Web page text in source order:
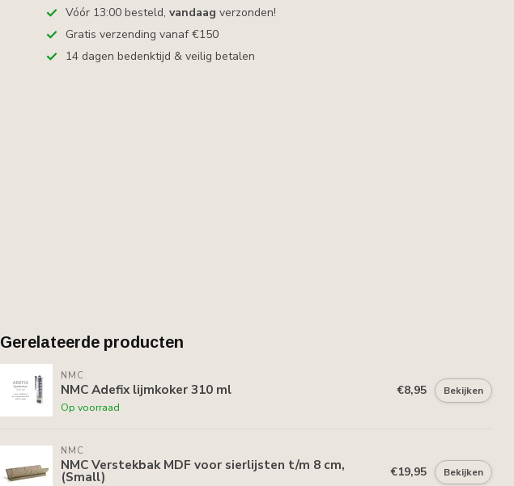
Vóór 13:00 besteld,vandaag verzonden!
Gratis verzending vanaf €150
14 dagen bedenktijd & veilig betalen
Gerelateerde producten
NMC
NMC Adefix lijmkoker 310 ml
Op voorraad
€8,95 Bekijken
NMC
NMC Verstekbak MDF voor sierlijsten t/m 8 cm,
(Small) €19,95 Bekijken